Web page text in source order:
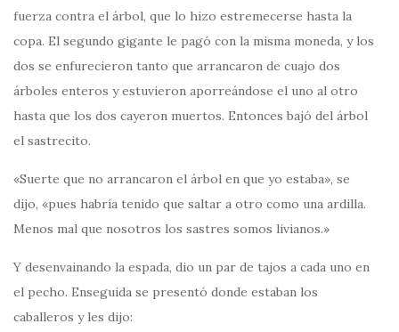
fuerza contra el árbol, que lo hizo estremecerse hasta la
copa. El segundo gigante le pagó con la misma moneda, y los
dos se enfurecieron tanto que arrancaron de cuajo dos
árboles enteros y estuvieron aporreándose el uno al otro
hasta que los dos cayeron muertos. Entonces bajó del árbol
el sastrecito.
«Suerte que no arrancaron el árbol en que yo estaba», se
dijo, «pues habría tenido que saltar a otro como una ardilla.
Menos mal que nosotros los sastres somos livianos.»
Y desenvainando la espada, dio un par de tajos a cada uno en
el pecho. Enseguida se presentó donde estaban los
caballeros y les dijo: